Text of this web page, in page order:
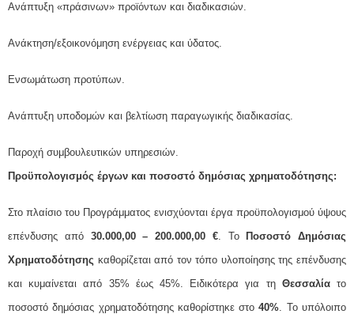
Ανάπτυξη «πράσινων» προϊόντων και διαδικασιών.
Ανάκτηση/εξοικονόμηση ενέργειας και ύδατος.
Ενσωμάτωση προτύπων.
Ανάπτυξη υποδομών και βελτίωση παραγωγικής διαδικασίας.
Παροχή συμβουλευτικών υπηρεσιών.
Προϋπολογισμός έργων και ποσοστό δημόσιας χρηματοδότησης:
Στο πλαίσιο του Προγράμματος ενισχύονται έργα προϋπολογισμού ύψους
επένδυσης από 30.000,00 – 200.000,00 €. Το
Ποσοστό Δημόσιας
Χρηματοδότησης καθορίζεται από τον τόπο υλοποίησης της επένδυσης
και κυμαίνεται από 35% έως 45%. Ειδικότερα για τη Θεσσαλίατο
ποσοστό δημόσιας χρηματοδότησης καθορίστηκε στο40%. Το υπόλοιπο